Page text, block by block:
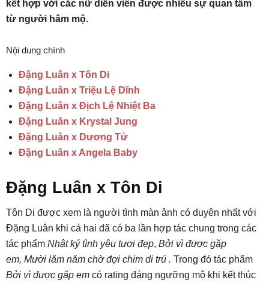
kết hợp với các nữ diễn viên được nhiều sự quan tâm
từ người hâm mộ.
Nội dung chính
Đặng Luân x Tôn Di
Đặng Luân x Triệu Lệ Dĩnh
Đặng Luân x Địch Lệ Nhiệt Ba
Đặng Luân x Krystal Jung
Đặng Luân x Dương Tử
Đặng Luân x Angela Baby
Đặng Luân x Tôn Di
Tôn Di được xem là người tình màn ảnh có duyên nhất với
Đặng Luân khi cả hai đã có ba lần hợp tác chung trong các
tác phẩm Nhật ký tình yêu tươi đẹp, Bởi vì được gặp
em, Mười lăm năm chờ đợi chim di trú . Trong đó tác phẩm
Bởi vì được gặp em có rating đáng ngưỡng mộ khi kết thúc